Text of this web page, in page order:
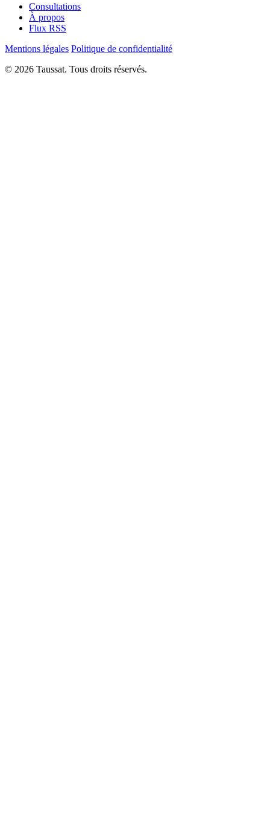
Consultations
À propos
Flux RSS
Mentions légales Politique de confidentialité
© 2026 Taussat. Tous droits réservés.